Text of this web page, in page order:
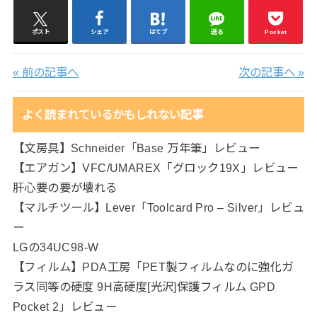
ポスト シェア はてブ 送る Pocket
« 前の記事へ 次の記事へ »
よく読まれているかもしれない記事
【文房具】Schneider「Base 万年筆」レビュー
【エアガン】VFC/UMAREX「グロック19X」レビュー
肝心要の要が壊れる
【マルチツール】Lever「Toolcard Pro – Silver」レビュ
ー
LGの34UC98-W
【フィルム】PDA工房「PET製フィルムなのに強化ガ
ラス同等の硬度 9H高硬度[光沢]保護フィルム GPD
Pocket 2」レビュー